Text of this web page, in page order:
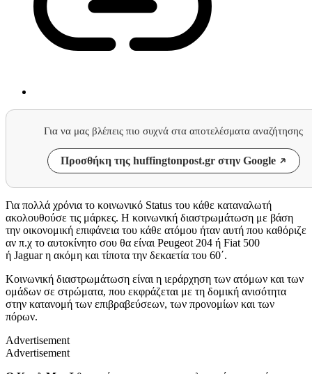
Για να μας βλέπεις πιο συχνά στα αποτελέσματα αναζήτησης
Προσθήκη της huffingtonpost.gr στην Google
Για πολλά χρόνια το κοινωνικό Status του κάθε καταναλωτή
ακολουθούσε τις μάρκες. Η κοινωνική διαστρωμάτωση με βάση
την οικονομική επιφάνεια του κάθε ατόμου ήταν αυτή που καθόριζε
αν π.χ το αυτοκίνητο σου θα είναι Peugeot 204 ή Fiat 500
ή Jaguar η ακόμη και τίποτα την δεκαετία του 60΄.
Κοινωνική διαστρωμάτωση είναι η ιεράρχηση των ατόμων και των
ομάδων σε στρώματα, που εκφράζεται με τη δομική ανισότητα
στην κατανομή των επιβραβεύσεων, των προνομίων και των
πόρων.
Advertisement
Advertisement